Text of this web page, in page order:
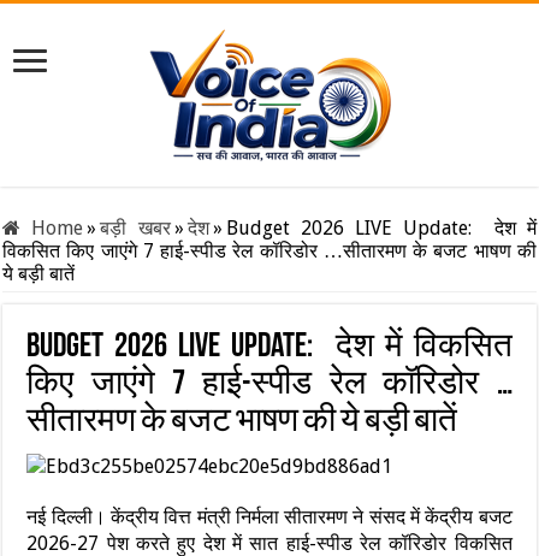
Home» बड़ी खबर»देश» Budget 2026 LIVE Update: देश में
विकसित किए जाएंगे 7 हाई-स्पीड रेल कॉरिडोर …सीतारमण के बजट भाषण की
ये बड़ी बातें
Budget 2026 LIVE Update: देश में विकसित
किए जाएंगे 7 हाई-स्पीड रेल कॉरिडोर …
सीतारमण के बजट भाषण की ये बड़ी बातें
नई दिल्ली। केंद्रीय वित्त मंत्री निर्मला सीतारमण ने संसद में केंद्रीय बजट
2026-27 पेश करते हुए देश में सात हाई-स्पीड रेल कॉरिडोर विकसित